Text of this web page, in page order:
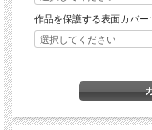
作品を保護する表面カバー: